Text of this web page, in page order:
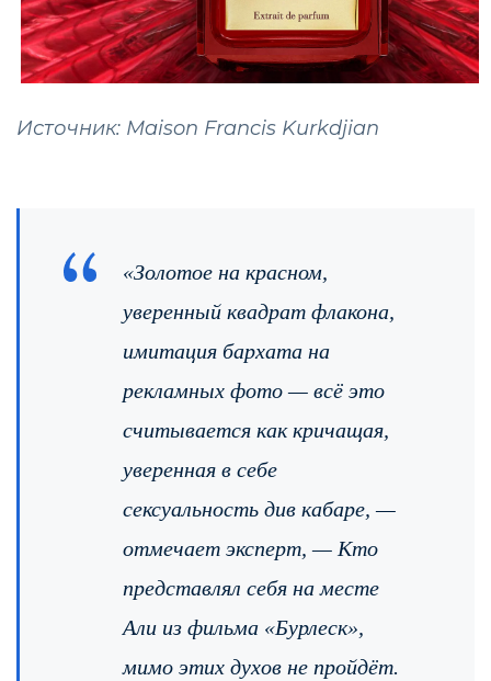
Источник: Maison Francis Kurkdjian
«Золотое на красном,
уверенный квадрат флакона,
имитация бархата на
рекламных фото — всё это
считывается как кричащая,
уверенная в себе
сексуальность див кабаре, —
отмечает эксперт, — Кто
представлял себя на месте
Али из фильма «Бурлеск»,
мимо этих духов не пройдёт.